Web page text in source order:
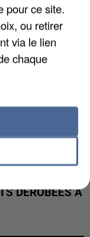
DÉROBÉES À
pour ce site.
ou retirer
via le lien
chaque